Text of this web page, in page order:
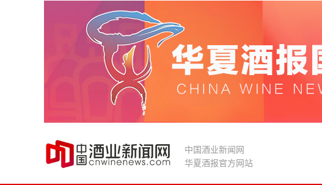
中国酒业新闻网
华夏酒报官方网站